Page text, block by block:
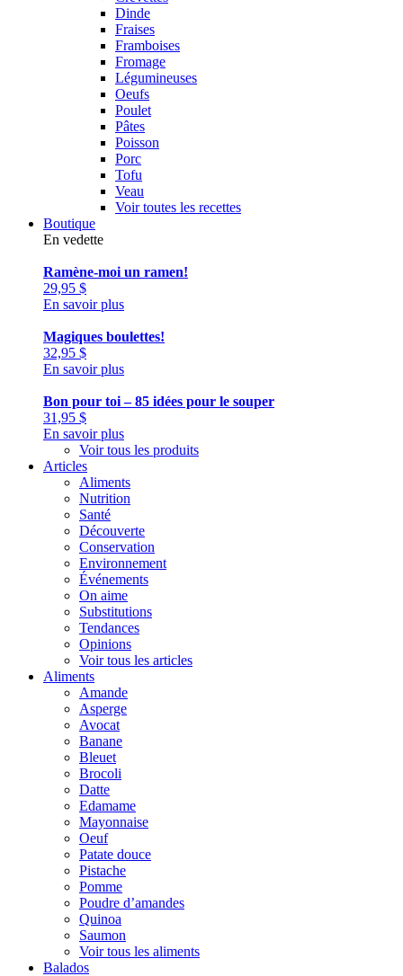
Dinde
Fraises
Framboises
Fromage
Légumineuses
Oeufs
Poulet
Pâtes
Poisson
Porc
Tofu
Veau
Voir toutes les recettes
Boutique
En vedette
Ramène-moi un ramen!
29,95 $
En savoir plus
Magiques boulettes!
32,95 $
En savoir plus
Bon pour toi – 85 idées pour le souper
31,95 $
En savoir plus
Voir tous les produits
Articles
Aliments
Nutrition
Santé
Découverte
Conservation
Environnement
Événements
On aime
Substitutions
Tendances
Opinions
Voir tous les articles
Aliments
Amande
Asperge
Avocat
Banane
Bleuet
Brocoli
Datte
Edamame
Mayonnaise
Oeuf
Patate douce
Pistache
Pomme
Poudre d’amandes
Quinoa
Saumon
Voir tous les aliments
Balados